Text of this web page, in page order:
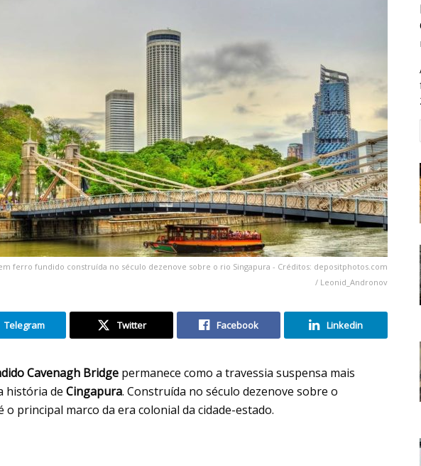
ferro fundido construída no século dezenove sobre o rio Singapura - Créditos: depositphotos.com
/ Leonid_Andronov
Telegram Twitter Facebook Linkedin
Cavenagh Bridge permanece como a travessia suspensa mais
história de Cingapura. Construída no século dezenove sobre o
o principal marco da era colonial da cidade-estado.